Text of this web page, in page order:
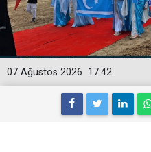
17:42
07 Ağustos 2026